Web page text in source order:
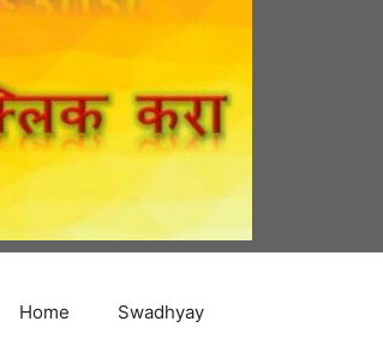
Home Swadhyay